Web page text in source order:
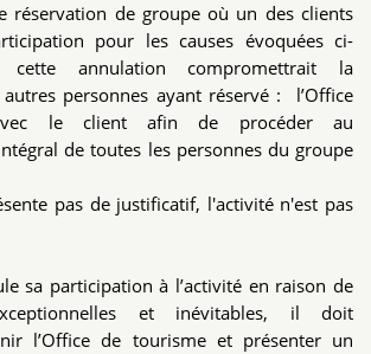
réservation de groupe où un des clients
pour les causes évoquées ci-
annulation compromettrait la
personnes ayant réservé : l’Office
avec le client afin de procéder au
de toutes les personnes du groupe
pas de justificatif, l'activité n'est pas
sa participation à l’activité en raison de
et inévitables, il doit
l’Office de tourisme et présenter un